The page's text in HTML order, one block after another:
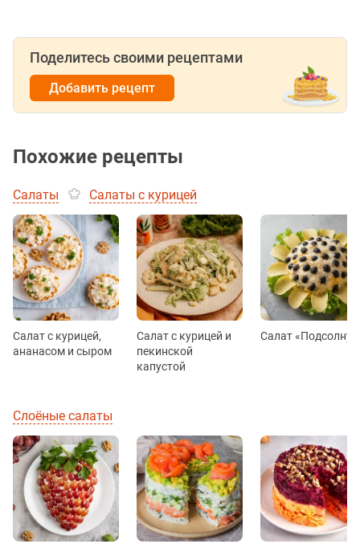
Поделитесь своими рецептами
Добавить рецепт
Похожие рецепты
Салаты Салаты с курицей
Салат с курицей,
ананасом и сыром
Салат с курицей и
пекинской
капустой
Салат
Слоёные салаты